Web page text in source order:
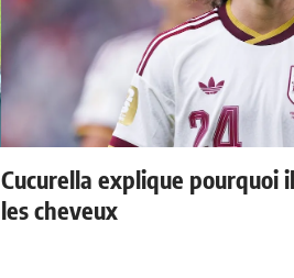
Cucurella explique pourquoi
les cheveux